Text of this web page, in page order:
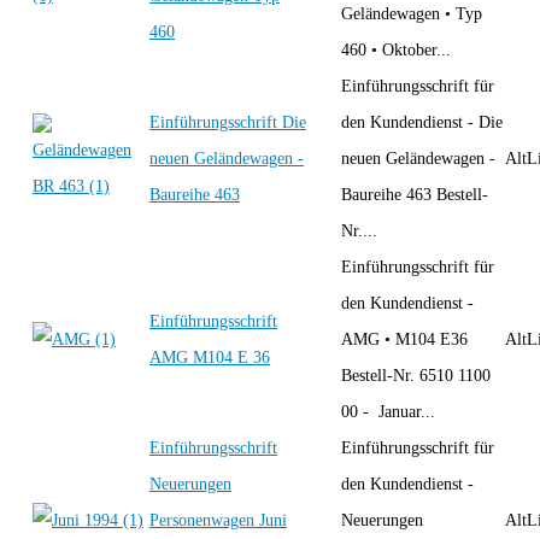
460
Geländewagen • Typ
460 • Oktober...
Einführungsschrift Die
neuen Geländewagen -
Baureihe 463
Einführungsschrift für
den Kundendienst - Die
neuen Geländewagen -
Baureihe 463 Bestell-
Nr....
Einführungsschrift
AMG M104 E 36
Einführungsschrift für
den Kundendienst -
AMG • M104 E36
Bestell-Nr. 6510 1100
00 - Januar...
Einführungsschrift
Neuerungen
Personenwagen Juni
Einführungsschrift für
den Kundendienst -
Neuerungen